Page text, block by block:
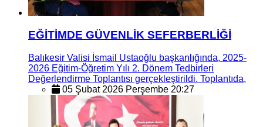
EĞİTİMDE GÜVENLİK SEFERBERLİĞİ
Balıkesir Valisi İsmail Ustaoğlu başkanlığında, 2025-
2026 Eğitim-Öğretim Yılı 2. Dönem Tedbirleri
Değerlendirme Toplantısı gerçekleştirildi. Toplantıda,
05 Şubat 2026 Perşembe 20:27